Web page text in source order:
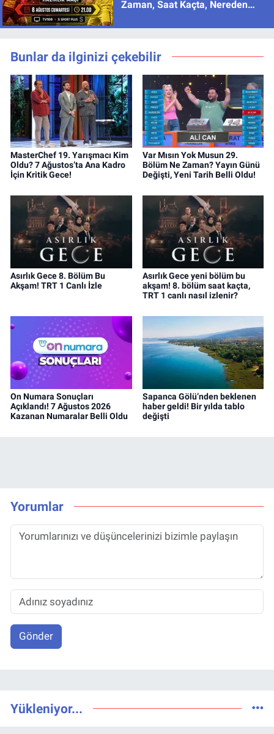
Zaman, Saat Kaçta, Nereden
Bunlar da ilginizi çekebilir
MasterChef 19. Yarışmacı Kim
Oldu? 7 Ağustos’ta Ana Kadro
İçin Kritik Gece!
Var Mısın Yok Musun 29.
Bölüm Ne Zaman? Yayın Günü
Değişti, Yeni Tarih Belli Oldu!
Asırlık Gece 8. Bölüm Bu
Akşam! TRT 1 Canlı İzle
Asırlık Gece yeni bölüm bu
akşam! 8. bölüm saat kaçta,
TRT 1 canlı nasıl izlenir?
On Numara Sonuçları
Açıklandı! 7 Ağustos 2026
Kazanan Numaralar Belli Oldu
Sapanca Gölü’nden beklenen
haber geldi! Bir yılda tablo
değişti
Yorumlar
Gönder
Yükleniyor...